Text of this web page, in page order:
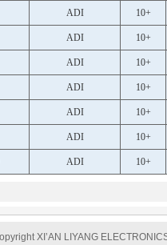
ADI 10+
ADI 10+
ADI 10+
ADI 10+
ADI 10+
ADI 10+
ADI 10+
XI’AN LIYANG